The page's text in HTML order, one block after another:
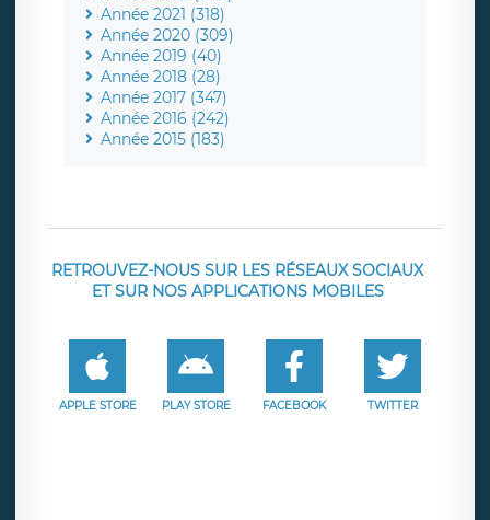
Année 2021 (318)
Année 2020 (309)
Année 2019 (40)
Année 2018 (28)
Année 2017 (347)
Année 2016 (242)
Année 2015 (183)
RETROUVEZ-NOUS SUR LES RÉSEAUX SOCIAUX
ET SUR NOS APPLICATIONS MOBILES
APPLE STORE PLAY STORE FACEBOOK TWITTER